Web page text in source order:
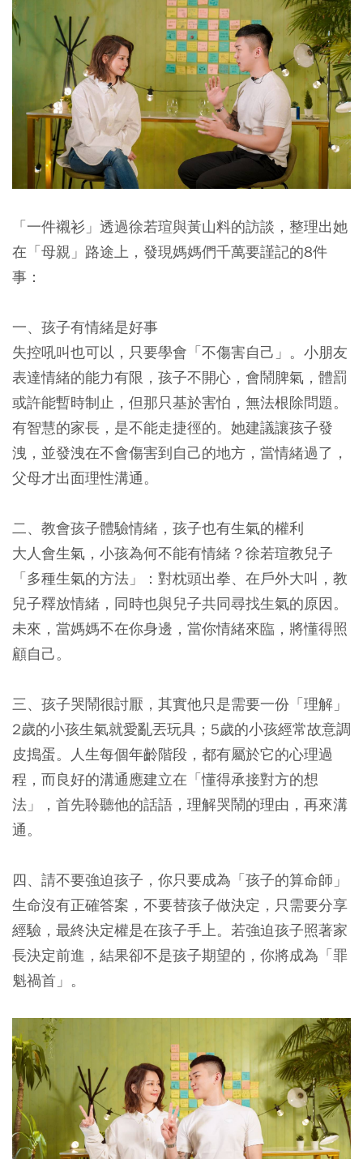
「一件襯衫」透過徐若瑄與黃山料的訪談，整理出她
在「母親」路途上，發現媽媽們千萬要謹記的8件
事：
一、孩子有情緒是好事
失控吼叫也可以，只要學會「不傷害自己」。小朋友
表達情緒的能力有限，孩子不開心，會鬧脾氣，體罰
或許能暫時制止，但那只基於害怕，無法根除問題。
有智慧的家長，是不能走捷徑的。她建議讓孩子發
洩，並發洩在不會傷害到自己的地方，當情緒過了，
父母才出面理性溝通。
二、教會孩子體驗情緒，孩子也有生氣的權利
大人會生氣，小孩為何不能有情緒？徐若瑄教兒子
「多種生氣的方法」：對枕頭出拳、在戶外大叫，教
兒子釋放情緒，同時也與兒子共同尋找生氣的原因。
未來，當媽媽不在你身邊，當你情緒來臨，將懂得照
顧自己。
三、孩子哭鬧很討厭，其實他只是需要一份「理解」
2歲的小孩生氣就愛亂丟玩具；5歲的小孩經常故意調
皮搗蛋。人生每個年齡階段，都有屬於它的心理過
程，而良好的溝通應建立在「懂得承接對方的想
法」，首先聆聽他的話語，理解哭鬧的理由，再來溝
通。
四、請不要強迫孩子，你只要成為「孩子的算命師」
生命沒有正確答案，不要替孩子做決定，只需要分享
經驗，最終決定權是在孩子手上。若強迫孩子照著家
長決定前進，結果卻不是孩子期望的，你將成為「罪
魁禍首」。